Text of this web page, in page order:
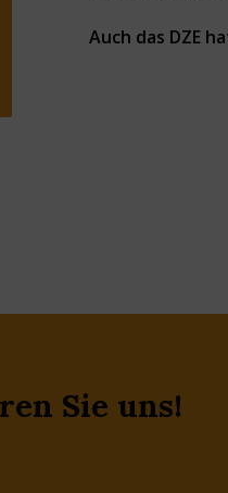
Auch das DZE
Sie uns!